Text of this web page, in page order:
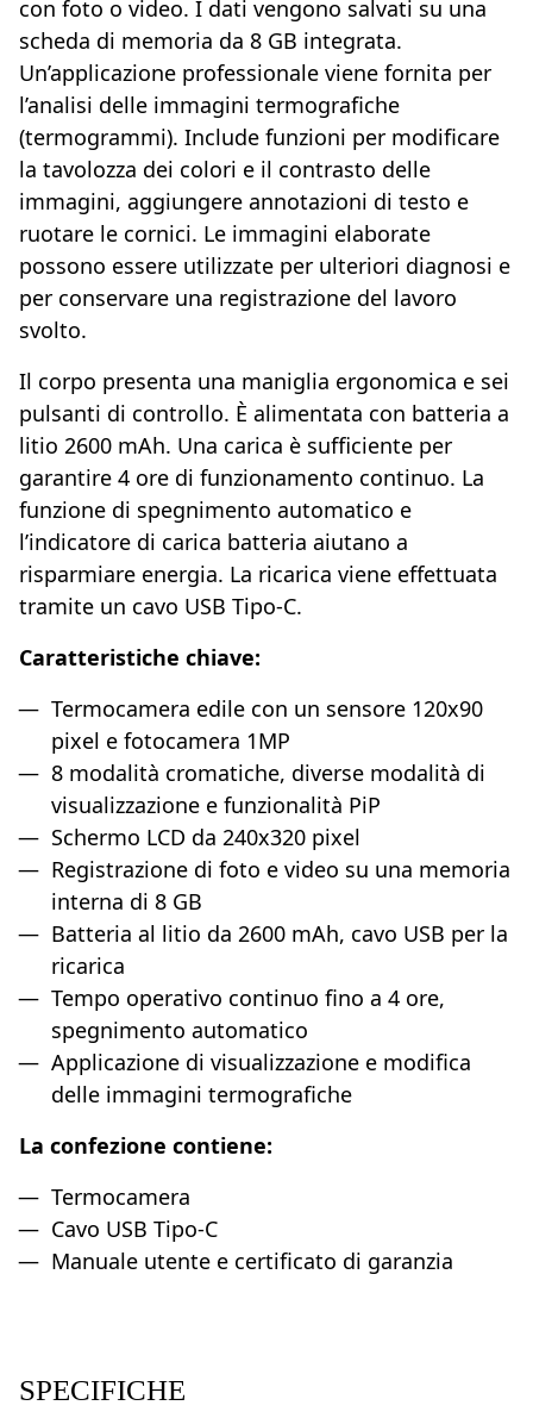
con foto o video. I dati vengono salvati su una
scheda di memoria da 8 GB integrata.
Un’applicazione professionale viene fornita per
l’analisi delle immagini termografiche
(termogrammi). Include funzioni per modificare
la tavolozza dei colori e il contrasto delle
immagini, aggiungere annotazioni di testo e
ruotare le cornici. Le immagini elaborate
possono essere utilizzate per ulteriori diagnosi e
per conservare una registrazione del lavoro
svolto.
Il corpo presenta una maniglia ergonomica e sei
pulsanti di controllo. È alimentata con batteria a
litio 2600 mAh. Una carica è sufficiente per
garantire 4 ore di funzionamento continuo. La
funzione di spegnimento automatico e
l’indicatore di carica batteria aiutano a
risparmiare energia. La ricarica viene effettuata
tramite un cavo USB Tipo-C.
Caratteristiche chiave:
Termocamera edile con un sensore 120x90
pixel e fotocamera 1MP
8 modalità cromatiche, diverse modalità di
visualizzazione e funzionalità PiP
Schermo LCD da 240x320 pixel
Registrazione di foto e video su una memoria
interna di 8 GB
Batteria al litio da 2600 mAh, cavo USB per la
ricarica
Tempo operativo continuo fino a 4 ore,
spegnimento automatico
Applicazione di visualizzazione e modifica
delle immagini termografiche
La confezione contiene:
Termocamera
Cavo USB Tipo-C
Manuale utente e certificato di garanzia
SPECIFICHE